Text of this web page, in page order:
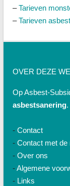
–Tarieven
–Tarieven
OVER DEZE
Op Asbest-
asbestsanering.
- Contact
- Contact met de
- Over ons
-Algemene
- Links